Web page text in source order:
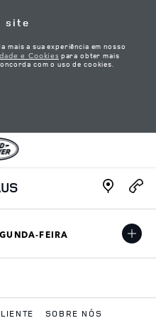
site
a sua experiência em nosso
e Cookies para obter mais
com o uso de cookies.
Link
FEIRA
SOBRE NÓS